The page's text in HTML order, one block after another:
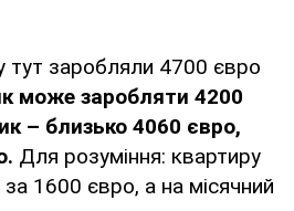
тут заробляли 4700 євро
може заробляти 4200
– близько 4060 євро,
Для розуміння: квартиру
1600 євро, а на місячний